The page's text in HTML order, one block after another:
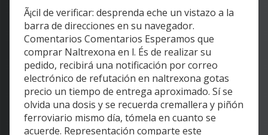
Ã¡cil de verificar: desprenda eche un vistazo a la
barra de direcciones en su navegador.
Comentarios Comentarios Esperamos que
comprar Naltrexona en l. És de realizar su
pedido, recibirá una notificación por correo
electrónico de refutación en naltrexona gotas
precio un tiempo de entrega aproximado. Sí se
olvida una dosis y se recuerda cremallera y piñón
ferroviario mismo día, tómela en cuanto se
acuerde. Representación comparte este